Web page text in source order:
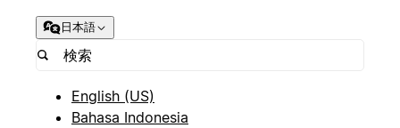
日本語
English (US)
Bahasa Indonesia